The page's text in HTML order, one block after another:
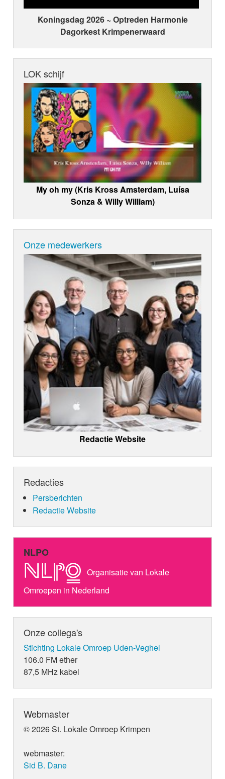
Koningsdag 2026 ~ Optreden Harmonie
Dagorkest Krimpenerwaard
LOK schijf
My oh my (Kris Kross Amsterdam, Luísa
Sonza & Willy William)
Onze medewerkers
Redactie Website
Redacties
Persberichten
Redactie Website
NLPO
Organisatie van Lokale
Omroepen in Nederland
Onze collega's
Stichting Lokale Omroep Uden-Veghel
106.0 FM ether
87,5 MHz kabel
Webmaster
© 2026 St. Lokale Omroep Krimpen
webmaster:
Sid B. Dane